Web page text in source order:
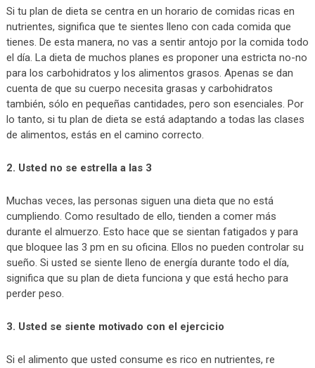
Si tu plan de dieta se centra en un horario de comidas ricas en
nutrientes, significa que te sientes lleno con cada comida que
tienes. De esta manera, no vas a sentir antojo por la comida todo
el día. La dieta de muchos planes es proponer una estricta no-no
para los carbohidratos y los alimentos grasos. Apenas se dan
cuenta de que su cuerpo necesita grasas y carbohidratos
también, sólo en pequeñas cantidades, pero son esenciales. Por
lo tanto, si tu plan de dieta se está adaptando a todas las clases
de alimentos, estás en el camino correcto.
2. Usted no se estrella a las 3
Muchas veces, las personas siguen una dieta que no está
cumpliendo. Como resultado de ello, tienden a comer más
durante el almuerzo. Esto hace que se sientan fatigados y para
que bloquee las 3 pm en su oficina. Ellos no pueden controlar su
sueño. Si usted se siente lleno de energía durante todo el día,
significa que su plan de dieta funciona y que está hecho para
perder peso.
3. Usted se siente motivado con el ejercicio
Si el alimento que usted consume es rico en nutrientes, re